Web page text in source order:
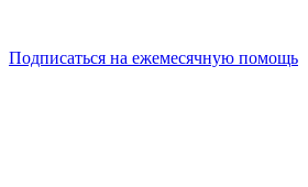
Подписаться на ежемесячную помощь